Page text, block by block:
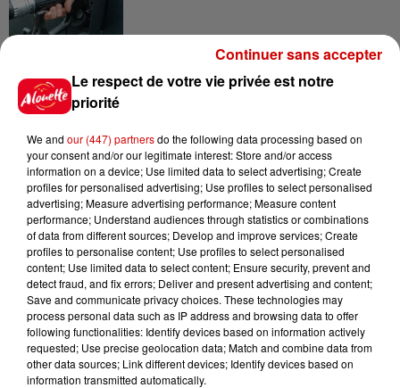
Royan : elle tente d’écraser son
8 août 2026
Cambriolages : plus de 18 000
logements visités en juillet 2026,
en...
7 août 2026
Pape Léon XIV en France : quel
est son programme ?
Le respect de votre vie privée est notre
priorité
We and our (447) partnersdo the following data processing based on
your consent and/or our legitimate interest: Store and/or access
information on a device; Use limited data to select advertising; Create
profiles for personalised advertising; Use profiles to select personalised
advertising; Measure advertising performance; Measure content
performance; Understand audiences through statistics or combinations
of data from different sources; Develop and improve services; Create
profiles to personalise content; Use profiles to select personalised
content; Use limited data to select content; Ensure security, prevent and
detect fraud, and fix errors; Deliver and present advertising and content;
Save and communicate privacy choices. These technologies may
process personal data such as IP address and browsing data to offer
following functionalities: Identify devices based on information actively
requested; Use precise geolocation data; Match and combine data from
other data sources; Link different devices; Identify devices based on
information transmitted automatically.
Continuer sans accepter